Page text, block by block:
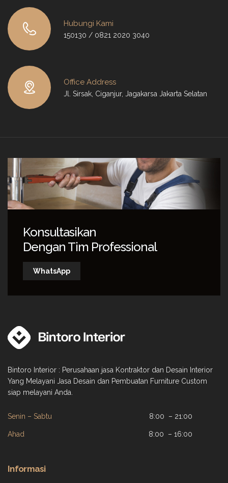
Hubungi Kami
150130 / 0821 2020 3040
Office Address
Jl. Sirsak, Ciganjur, Jagakarsa Jakarta Selatan
Konsultasikan
Dengan Tim Professional
WhatsApp
Bintoro Interior : Perusahaan jasa Kontraktor dan Desain Interior
Yang Melayani Jasa Desain dan Pembuatan Furniture Custom
siap melayani Anda.
Senin – Sabtu 8:00 – 21:00
Ahad 8:00 – 16:00
Informasi